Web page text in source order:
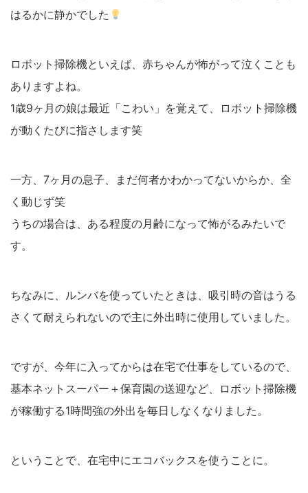
はるかに静かでした
ロボット掃除機といえば、赤ちゃんが怖がって泣くことも
ありますよね。
1歳9ヶ月の娘は最近「こわい」を覚えて、ロボット掃除機
が動くたびに指さします笑
一方、7ヶ月の息子、まだ何者かわかってないからか、全
く動じず笑
うちの場合は、ある程度の月齢になって怖がるみたいで
す。
ちなみに、ルンバを使っていたときは、吸引時の音はうる
さくて耐えられないので主に外出時に使用していました。
ですが、今年に入ってからは在宅で仕事をしているので、
基本ネットスーパー＋保育園の送迎など、ロボット掃除機
が稼働する1時間強の外出を毎日しなくなりました。
ということで、在宅中にエコバックスを使うことに。